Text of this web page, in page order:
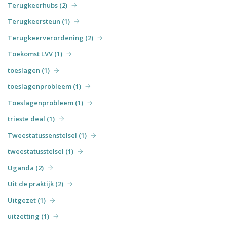
Terugkeerhubs (2)
Terugkeersteun (1)
Terugkeerverordening (2)
Toekomst LVV (1)
toeslagen (1)
toeslagenprobleem (1)
Toeslagenprobleem (1)
trieste deal (1)
Tweestatussenstelsel (1)
tweestatusstelsel (1)
Uganda (2)
Uit de praktijk (2)
Uitgezet (1)
uitzetting (1)